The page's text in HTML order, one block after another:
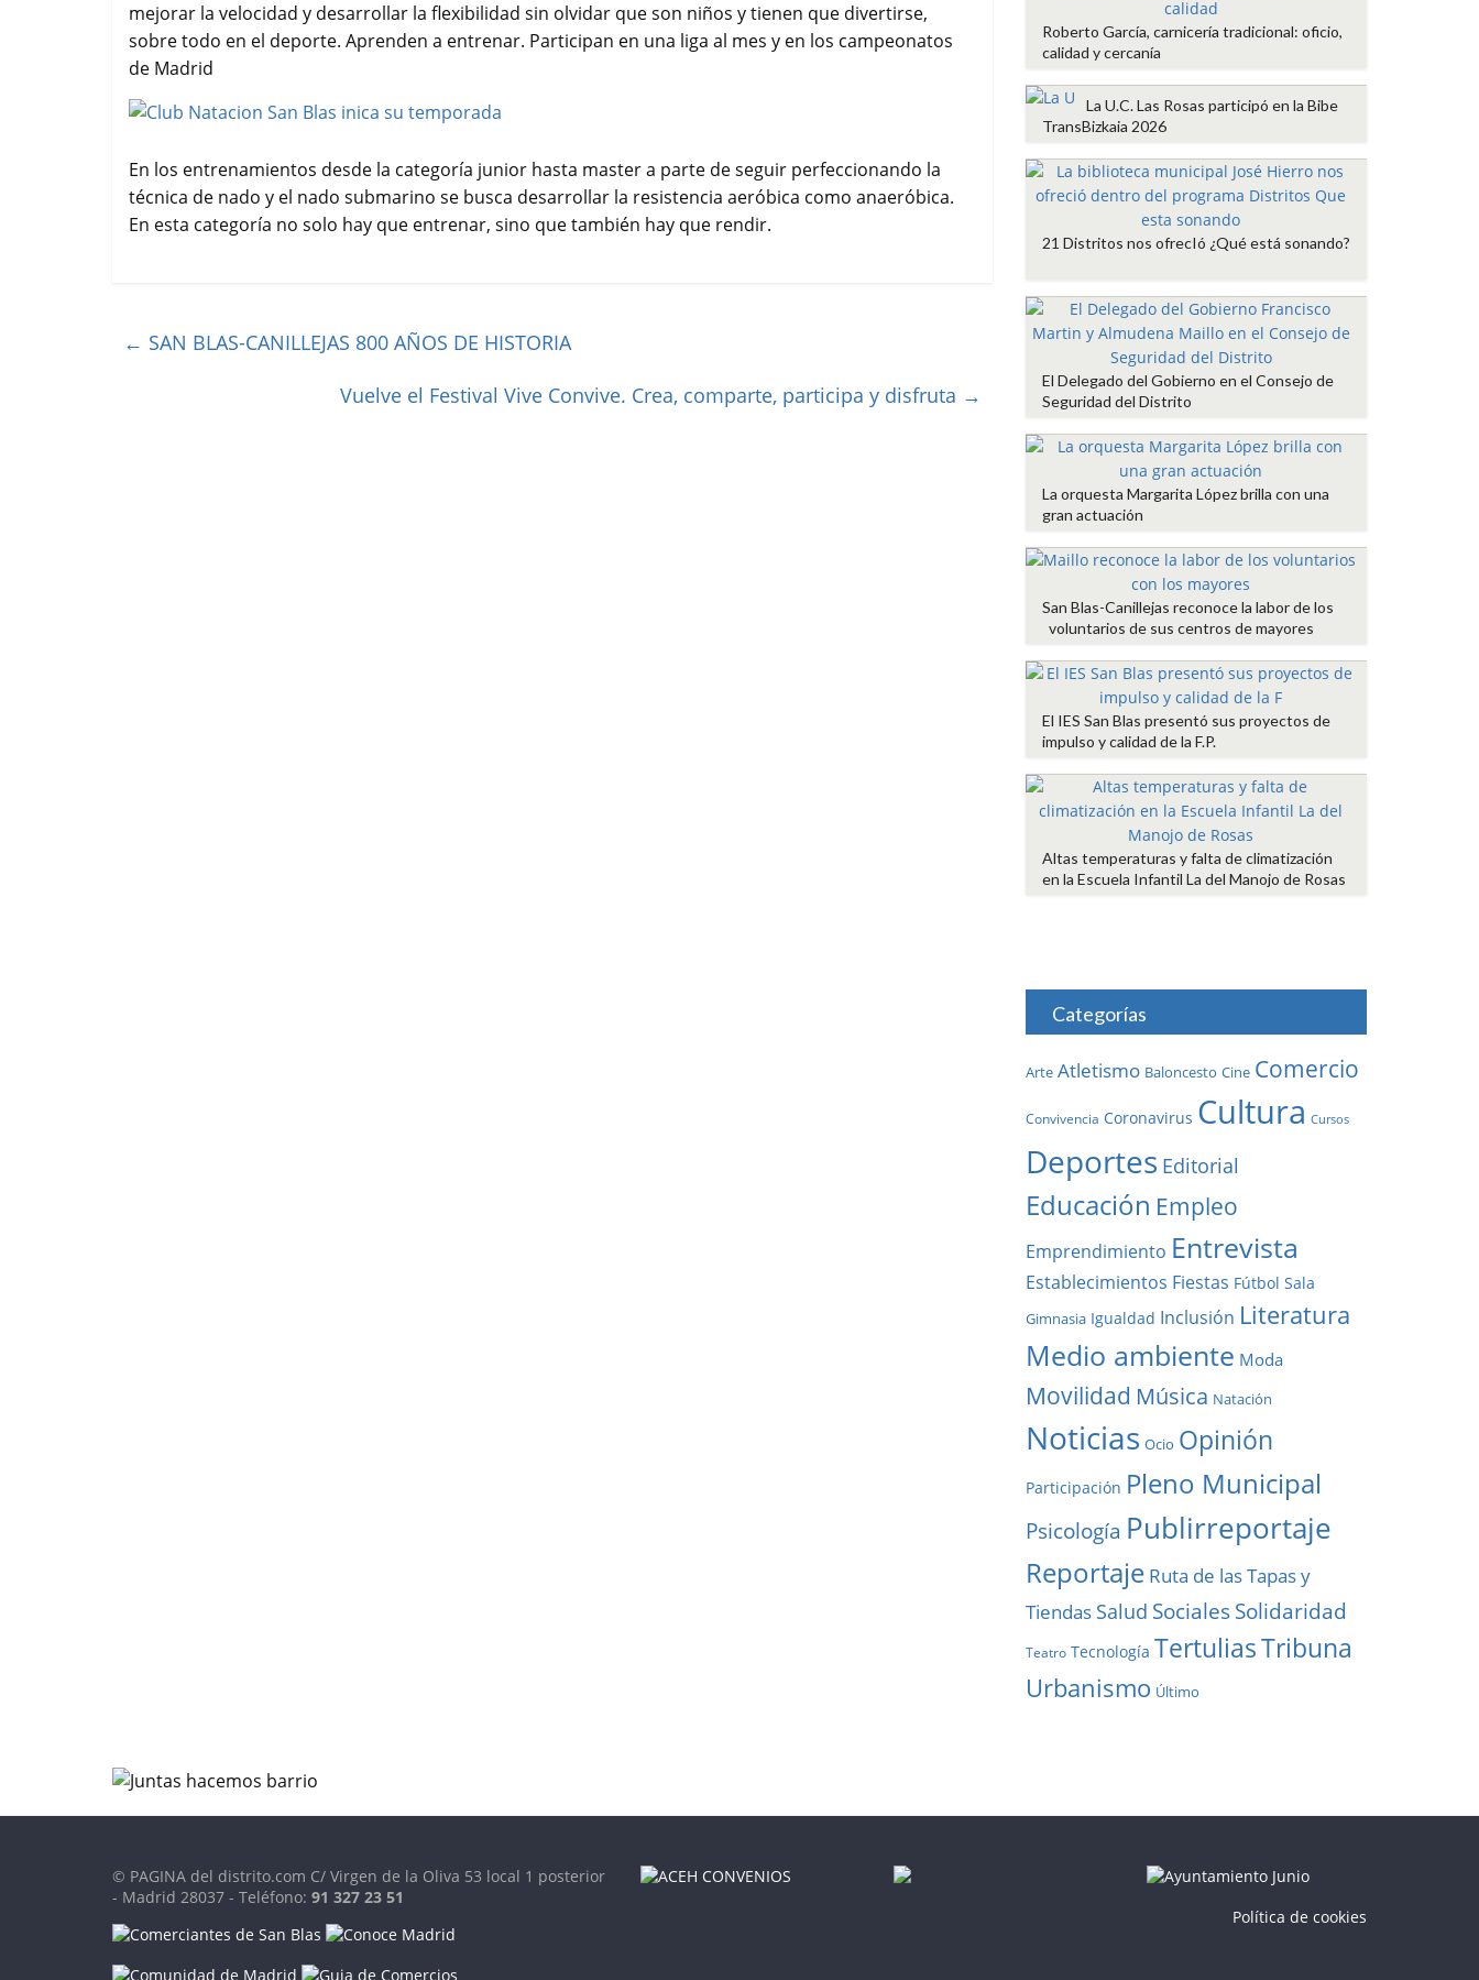
mejorar la velocidad y desarrollar la flexibilidad sin olvidar que son niños y tienen que divertirse,
sobre todo en el deporte. Aprenden a entrenar. Participan en una liga al mes y en los campeonatos
de Madrid
En los entrenamientos desde la categoría junior hasta master a parte de seguir perfeccionando la
técnica de nado y el nado submarino se busca desarrollar la resistencia aeróbica como anaeróbica.
En esta categoría no solo hay que entrenar, sino que también hay que rendir.
← SAN BLAS-CANILLEJAS 800 AÑOS DE HISTORIA
Vuelve el Festival Vive Convive. Crea, comparte, participa y disfruta →
Roberto García, carnicería tradicional: oficio,
calidad y cercanía
La U.C. Las Rosas participó en la Bibe
TransBizkaia 2026
21 Distritos nos ofrecIó ¿Qué está sonando?
El Delegado del Gobierno en el Consejo de
Seguridad del Distrito
La orquesta Margarita López brilla con una
gran actuación
San Blas-Canillejas reconoce la labor de los
voluntarios de sus centros de mayores
El IES San Blas presentó sus proyectos de
impulso y calidad de la F.P.
Altas temperaturas y falta de climatización
en la Escuela Infantil La del Manojo de Rosas
Categorías
Arte Atletismo Baloncesto Cine Comercio
Convivencia Coronavirus Cultura Cursos
Deportes Editorial
Educación Empleo
Emprendimiento Entrevista
Establecimientos Fiestas Fútbol Sala
Gimnasia Igualdad Inclusión Literatura
Medio ambiente Moda
Movilidad Música Natación
Noticias Ocio Opinión
Participación Pleno Municipal
Psicología Publirreportaje
Reportaje Ruta de las Tapas y
Tiendas Salud SocialesSolidaridad
Teatro Tecnología TertuliasTribuna
Urbanismo Último
© PAGINA del distrito.com C/ Virgen de la Oliva 53 local 1 posterior
- Madrid 28037 - Teléfono: 91 327 23 51
Política de cookies